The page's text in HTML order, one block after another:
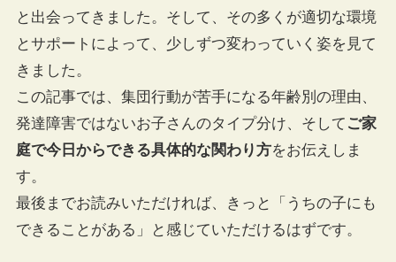
と出会ってきました。そして、その多くが適切な環境
とサポートによって、少しずつ変わっていく姿を見て
きました。
この記事では、集団行動が苦手になる年齢別の理由、
発達障害ではないお子さんのタイプ分け、そして ご家
庭で今日からできる具体的な関わり方をお伝えしま
す。
最後までお読みいただければ、きっと「うちの子にも
できることがある」と感じていただけるはずです。